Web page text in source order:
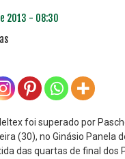
2013 - 08:30
foi superado por
(30), no Ginásio Panela
das quartas de final dos